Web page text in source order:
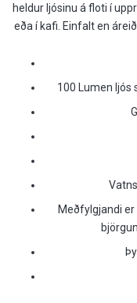
heldur ljósinu á floti í
eða í kafi. Einfalt en
100 Lumen ljós
Meðfylgjandi